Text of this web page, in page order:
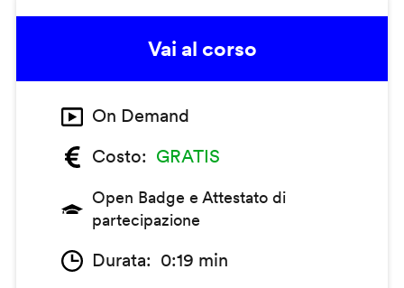
Vai al corso
On Demand
Costo
GRATIS
Open Badge e Attestato di
partecipazione
Durata 0:19 min